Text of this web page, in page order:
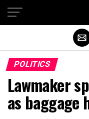
POLITICS
Lawmaker
as baggage